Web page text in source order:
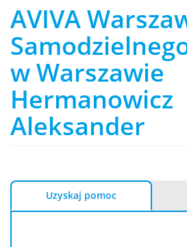
AVIVA
w Warszawie
Hermanowicz
Aleksander
Uzyskaj pomoc